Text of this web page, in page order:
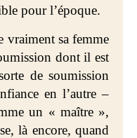
pour l’époque.
vraiment sa femme
dont il est
de soumission
en l’autre –
un « maître »,
là encore, quand